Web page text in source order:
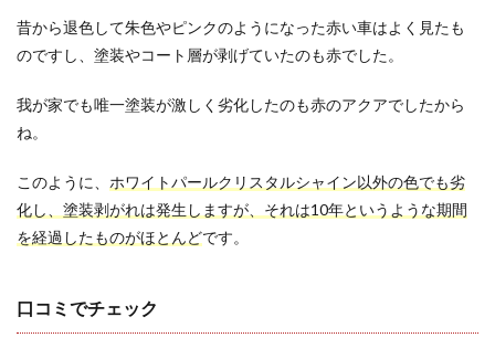
総
括：
ァイ
れは
どん
なも
の ?保
たら
どう
昔から退色して朱色やピンクのようになった赤い車はよく見たも
のですし、塗装やコート層が剥げていたのも赤でした。
我が家でも唯一塗装が激しく劣化したのも赤のアクアでしたから
ね。
このように、 ホワイトパールクリスタルシャイン以外の色でも劣
化し、塗装剥がれは発生しますが、それは10年というような期間
を経過したものがほとんどです。
口コミでチェック